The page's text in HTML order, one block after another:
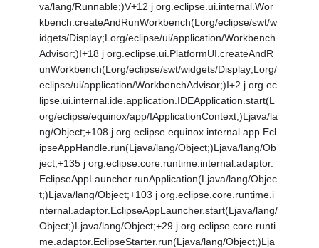
va/lang/Runnable;)V+12 j org.eclipse.ui.internal.Wor
kbench.createAndRunWorkbench(Lorg/eclipse/swt/w
idgets/Display;Lorg/eclipse/ui/application/Workbench
Advisor;)I+18 j org.eclipse.ui.PlatformUI.createAndR
unWorkbench(Lorg/eclipse/swt/widgets/Display;Lorg/
eclipse/ui/application/WorkbenchAdvisor;)I+2 j org.ec
lipse.ui.internal.ide.application.IDEApplication.start(L
org/eclipse/equinox/app/IApplicationContext;)Ljava/la
ng/Object;+108 j org.eclipse.equinox.internal.app.Ecl
ipseAppHandle.run(Ljava/lang/Object;)Ljava/lang/Ob
ject;+135 j org.eclipse.core.runtime.internal.adaptor.
EclipseAppLauncher.runApplication(Ljava/lang/Objec
t;)Ljava/lang/Object;+103 j org.eclipse.core.runtime.i
nternal.adaptor.EclipseAppLauncher.start(Ljava/lang/
Object;)Ljava/lang/Object;+29 j org.eclipse.core.runti
me.adaptor.EclipseStarter.run(Ljava/lang/Object;)Lja